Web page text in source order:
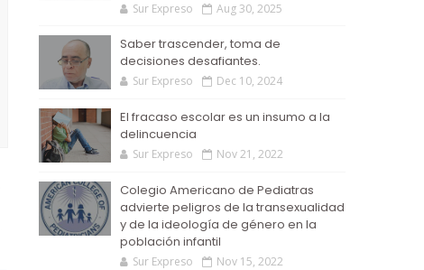
Sur Expreso Aug 30, 2025
Saber trascender, toma de
decisiones desafiantes.
Sur Expreso Dec 10, 2024
El fracaso escolar es un insumo a la
delincuencia
Sur Expreso Nov 21, 2022
Colegio Americano de Pediatras
advierte peligros de la transexualidad
y de la ideología de género en la
población infantil
Sur Expreso Nov 15, 2022